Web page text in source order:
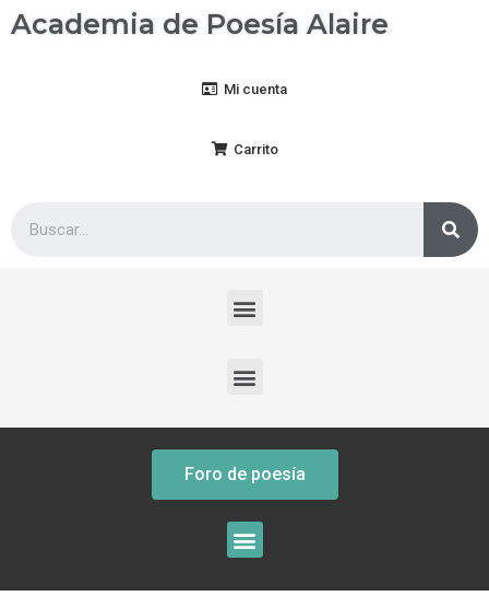
Academia de Poesía Alaire
Mi cuenta
Carrito
Foro de poesía